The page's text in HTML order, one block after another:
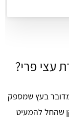
עצי פרי?
בעץ שמספק
שהחל להמעיט